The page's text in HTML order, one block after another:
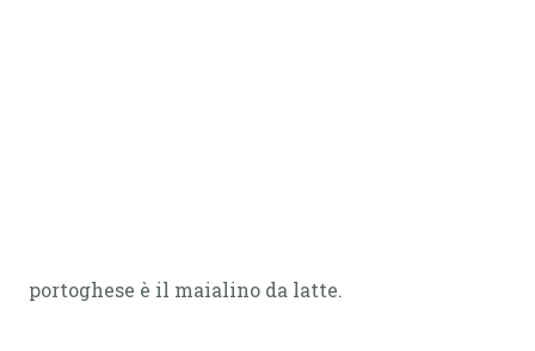
portoghese è il maialino da latte.